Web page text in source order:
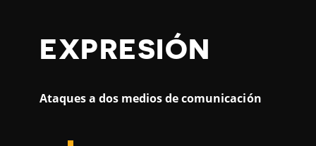
EXPRESIÓN
Ataques a dos medios de comunicación